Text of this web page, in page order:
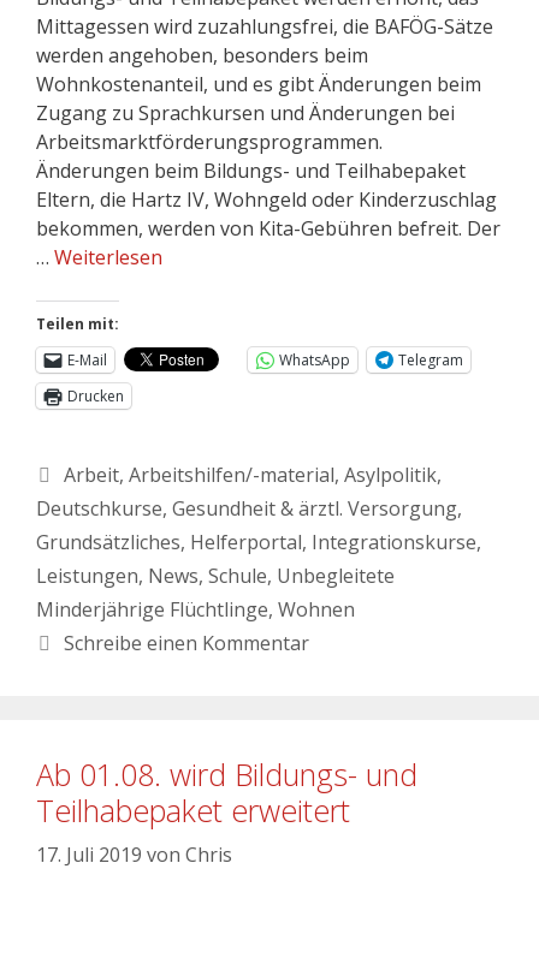
Mittagessen wird zuzahlungsfrei, die BAFÖG-Sätze
werden angehoben, besonders beim
Wohnkostenanteil, und es gibt Änderungen beim
Zugang zu Sprachkursen und Änderungen bei
Arbeitsmarktförderungsprogrammen.
Änderungen beim Bildungs- und Teilhabepaket
Eltern, die Hartz IV, Wohngeld oder Kinderzuschlag
bekommen, werden von Kita-Gebühren befreit. Der
… Weiterlesen
Teilen mit:
E-Mail
WhatsApp
Telegram
Drucken
Arbeit, Arbeitshilfen/-material, Asylpolitik,
Deutschkurse, Gesundheit & ärztl. Versorgung,
Grundsätzliches, Helferportal, Integrationskurse,
Leistungen, News, Schule, Unbegleitete
Minderjährige Flüchtlinge, Wohnen
Schreibe einen Kommentar
Ab 01.08. wird Bildungs- und
Teilhabepaket erweitert
17. Juli 2019 von Chris